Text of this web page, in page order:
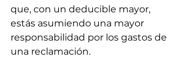
que, con un deducible mayor,
estás asumiendo una mayor
responsabilidad por los gastos de
una reclamación.